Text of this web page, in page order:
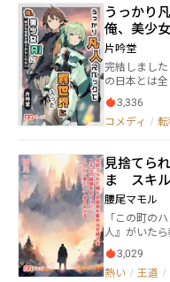
配信が大ゴケしてしま
世界中から
をクビにし
最悪な結末を迎える
ョン配信界
なき誕生譚――。
家出し、冒
魔法」が「
力が変わる
ルカはダン
いた。 ある
で倒れてい
カは瀕死の
る。カナに
的に発動す
なる。
うっかり
俺、美少
ない
片吟堂
完結しました！ 記憶を失った青年「シマノ」は
の日本とは
を覚ます。
ように服を
器を持ってい
は特別な能力
わった能力
い、至って
導かれて世
できるのか
かれた本当
※小説家にな
3,336
コメディ /
見捨てら
ま スキ
果たして
腰尾マモル
「この町の
人』がいたら教え
思議な質問
という奇妙
にして笑っ
3,029
熱い / 王道 /